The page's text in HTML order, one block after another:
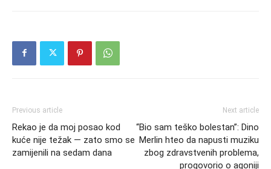
Previous article
Rekao je da moj posao kod
kuće nije težak — zato smo se
zamijenili na sedam dana
Next article
“Bio sam teško bolestan”: Dino
Merlin hteo da napusti muziku
zbog zdravstvenih problema,
progovorio o agoniji